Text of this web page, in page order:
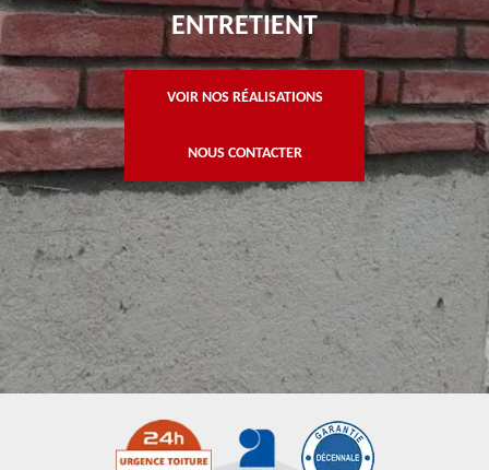
ENTRETIENT
VOIR NOS RÉALISATIONS
NOUS CONTACTER